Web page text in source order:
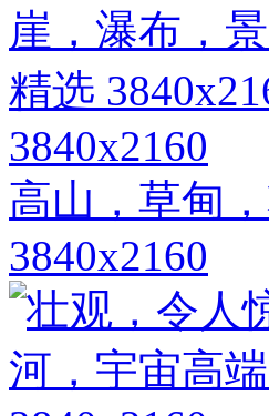
3840x2160
高山，草甸
3840x2160